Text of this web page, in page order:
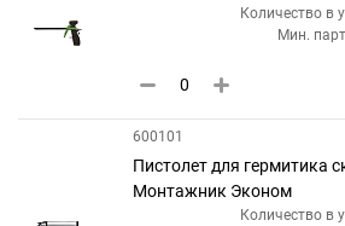
Количество в
Мин.
600101
Пистолет для гермитика
Монтажник Эконом
Количество в